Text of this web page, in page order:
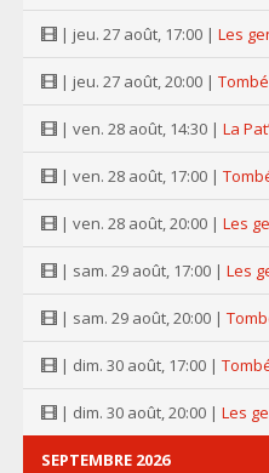
| jeu. 27 août, 17:00 | Les
| jeu. 27 août, 20:00 |
| ven. 28 août, 14:30 | La
| ven. 28 août, 17:00 |
| ven. 28 août, 20:00 | Les
| sam. 29 août, 17:00 | Les
| sam. 29 août, 20:00 |
| dim. 30 août, 17:00 |
| dim. 30 août, 20:00 | Les
SEPTEMBRE 2026